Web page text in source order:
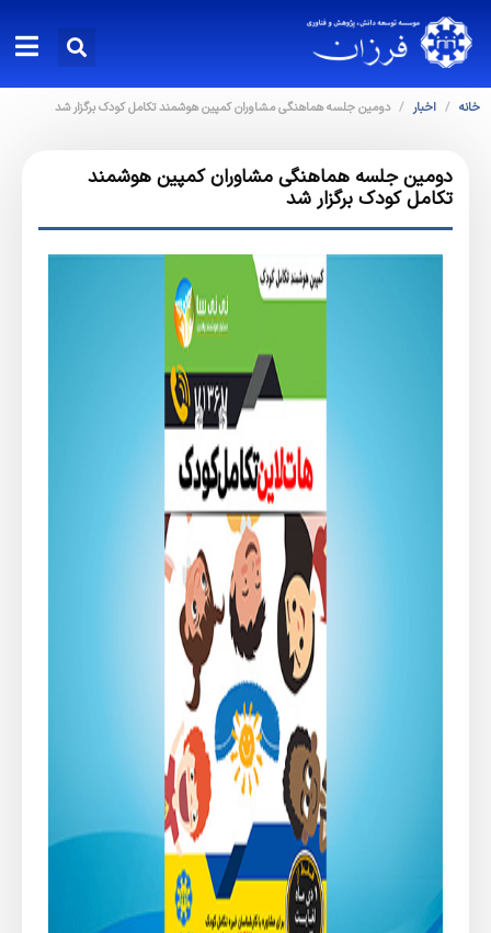
خانه اخبار دومین جلسه هماهنگی مشاوران کمپین هوشمند تکامل کودک برگزار شد
دومین جلسه هماهنگی مشاوران کمپین هوشمند
تکامل کودک برگزار شد